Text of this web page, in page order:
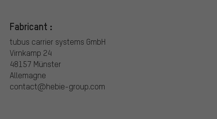
Fabricant :
tubus carrier systems GmbH
Virnkamp 24
48157 Münster
Allemagne
contact@hebie-group.com